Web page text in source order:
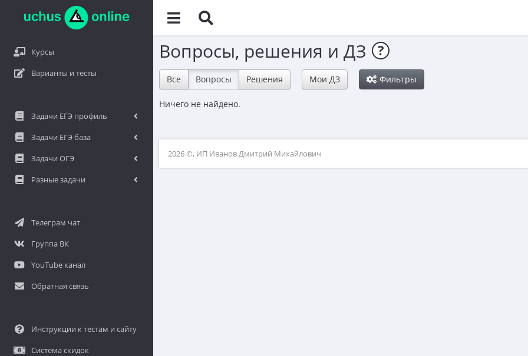
Курсы
Варианты и тесты
Задачи ЕГЭ профиль
Задачи ЕГЭ база
Задачи ОГЭ
Разные задачи
Телеграм чат
Группа ВК
YouTube канал
Обратная связь
Инструкции к тестам и сайту
Система скидок
Вопросы, решения и ДЗ ?
Все Вопросы Решения Мои ДЗ Фильтры
Ничего не найдено.
2026 ©, ИП Иванов Дмитрий Михайлович